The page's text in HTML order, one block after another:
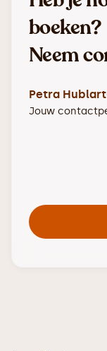
boeken?
Neem
Petra
Jouw